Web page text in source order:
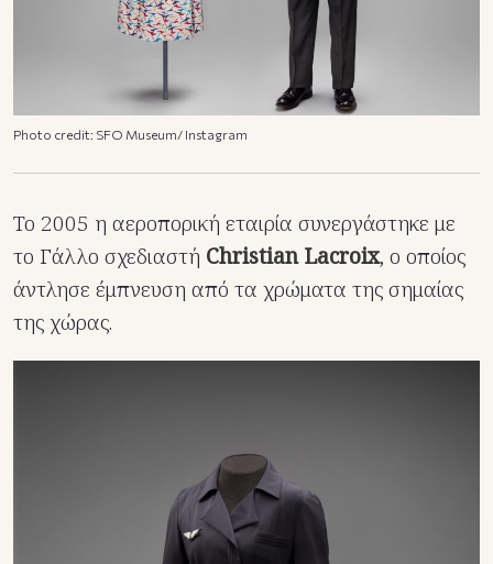
Photo credit: SFO Museum/ Instagram
Το 2005 η αεροπορική εταιρία συνεργάστηκε με
το Γάλλο σχεδιαστή Christian Lacroix, ο οποίος
άντλησε έμπνευση από τα χρώματα της σημαίας
της χώρας.